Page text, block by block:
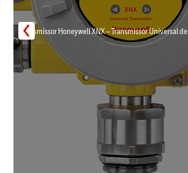
Transmissor Honeywell XNX – Transmissor Universal